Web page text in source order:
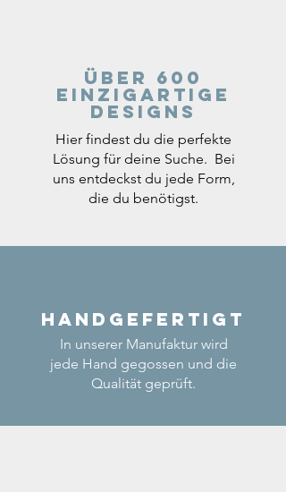
Über 600
einzigartige
Designs
Hier findest du die perfekte
Lösung für deine Suche. Bei
uns entdeckst du jede Form,
die du benötigst.
Handgefertigt
In unserer Manufaktur wird
jede Hand gegossen und die
Qualität geprüft.